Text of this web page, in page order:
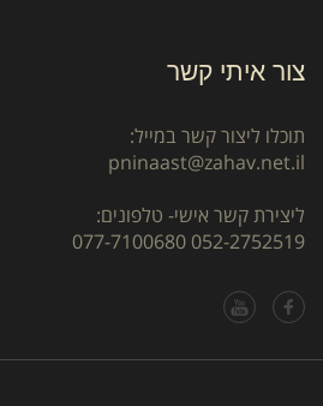
צור איתי קשר
תוכלו ליצור קשר במייל:
pninaast@zahav.net.il
ליצירת קשר אישי- טלפונים:
052-2752519
077-7100680